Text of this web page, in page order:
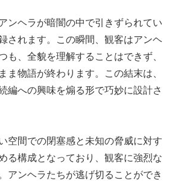
ンヘラが暗闇の中で引きずられてい
されます。この瞬間、観客はアンヘ
も、全貌を理解することはできず、
ま物語が終わります。この結末は、
編への興味を煽る形で巧妙に設計さ
空間での閉塞感と未知の脅威に対す
る構成となっており、観客に強烈な
アンヘラたちが逃げ切ることができ